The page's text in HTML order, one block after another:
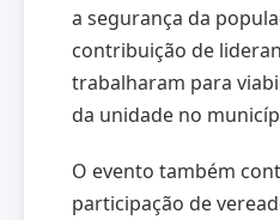
a segurança da
contribuição de
trabalharam para
da unidade no
O evento também
participação de